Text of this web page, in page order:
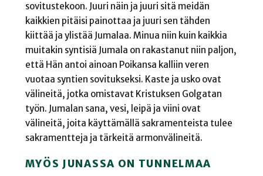
sovitustekoon. Juuri näin ja juuri sitä meidän
kaikkien pitäisi painottaa ja juuri sen tähden
kiittää ja ylistää Jumalaa. Minua niin kuin kaikkia
muitakin syntisiä Jumala on rakastanut niin paljon,
että Hän antoi ainoan Poikansa kalliin veren
vuotaa syntien sovitukseksi. Kaste ja usko ovat
välineitä, jotka omistavat Kristuksen Golgatan
työn. Jumalan sana, vesi, leipä ja viini ovat
välineitä, joita käyttämällä sakramenteista tulee
sakramentteja ja tärkeitä armonvälineitä.
MYÖS JUNASSA ON TUNNELMAA